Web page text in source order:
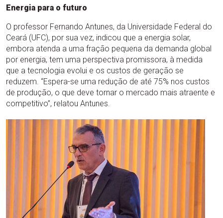
Energia para o futuro
O professor Fernando Antunes, da Universidade Federal do
Ceará (UFC), por sua vez, indicou que a energia solar,
embora atenda a uma fração pequena da demanda global
por energia, tem uma perspectiva promissora, à medida
que a tecnologia evolui e os custos de geração se
reduzem. “Espera-se uma redução de até 75% nos custos
de produção, o que deve tornar o mercado mais atraente e
competitivo”, relatou Antunes.